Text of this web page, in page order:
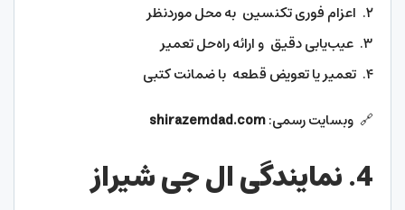
۲. اعزام فوری تکنسین به محل موردنظر
۳. عیب‌یابی دقیق و ارائه راه‌حل تعمیر
۴. تعمیر یا تعویض قطعه با ضمانت کتبی
🔗 وبسایت رسمی:shirazemdad.com
4. نمایندگی ال جی شیراز